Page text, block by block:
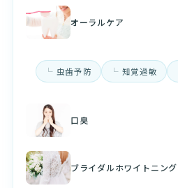
オーラルケア
虫歯予防 知覚過敏
口臭
ブライダルホワイトニング